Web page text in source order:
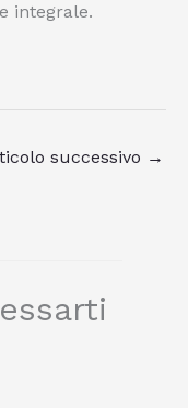
integrale.
successivo →